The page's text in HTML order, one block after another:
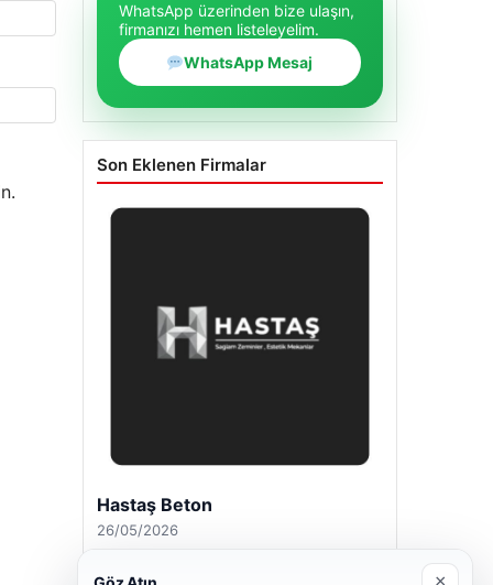
WhatsApp üzerinden bize ulaşın,
firmanızı hemen listeleyelim.
WhatsApp Mesaj
Son Eklenen Firmalar
Hastaş Beton
26/05/2026